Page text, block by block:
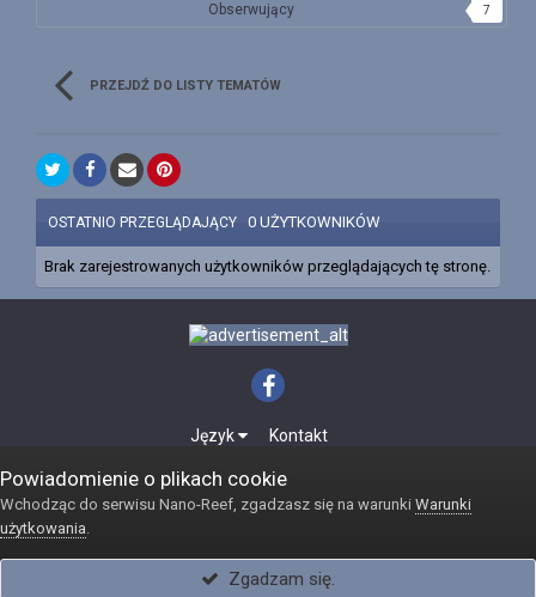
Obserwujący 7
PRZEJDŹ DO LISTY TEMATÓW
OSTATNIO PRZEGLĄDAJĄCY 0 UŻYTKOWNIKÓW
Brak zarejestrowanych użytkowników przeglądających tę stronę.
Język Kontakt
Internetowy sklep akwarystyczny Reefshop
Powiadomienie o plikach cookie
Wchodząc do serwisu Nano-Reef, zgadzasz się na warunki Warunki
użytkowania.
Zgadzam się.